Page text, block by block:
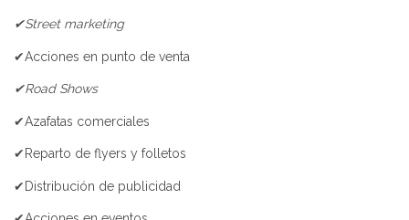
✔Street marketing
✔Acciones en punto de venta
✔Road Shows
✔Azafatas comerciales
✔Reparto de flyers y folletos
✔Distribución de publicidad